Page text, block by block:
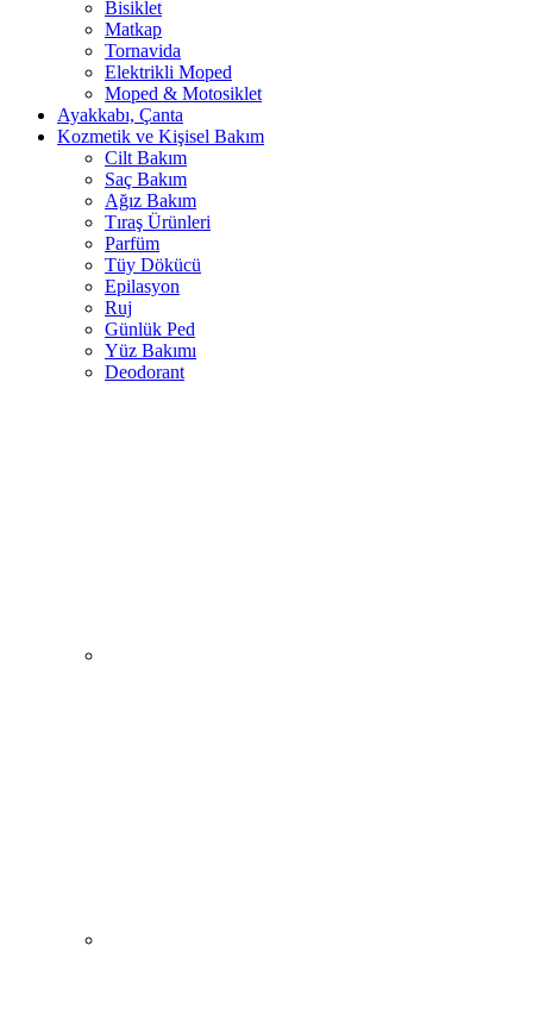
Bisiklet
Matkap
Tornavida
Elektrikli Moped
Moped & Motosiklet
Ayakkabı, Çanta
Kozmetik ve Kişisel Bakım
Cilt Bakım
Saç Bakım
Ağız Bakım
Tıraş Ürünleri
Parfüm
Tüy Dökücü
Epilasyon
Ruj
Günlük Ped
Yüz Bakımı
Deodorant